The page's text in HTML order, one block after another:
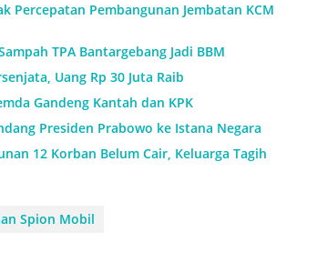
Percepatan Pembangunan Jembatan KCM
TPA Bantargebang Jadi BBM
Uang Rp 30 Juta Raib
Gandeng Kantah dan KPK
Presiden Prabowo ke Istana Negara
12 Korban Belum Cair, Keluarga Tagih
Spion Mobil